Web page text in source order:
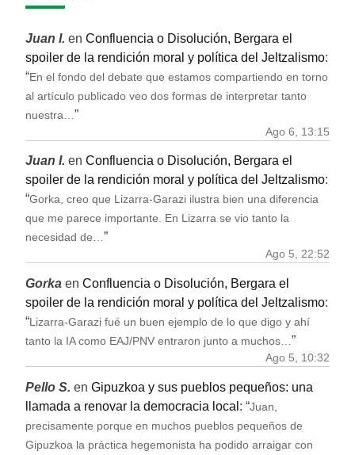
Juan I. en Confluencia o Disolución, Bergara el
spoiler de la rendición moral y política del Jeltzalismo:
“En el fondo del debate que estamos compartiendo en torno
al artículo publicado veo dos formas de interpretar tanto
nuestra… ”
Ago 6, 13:15
Juan I. en Confluencia o Disolución, Bergara el
spoiler de la rendición moral y política del Jeltzalismo:
“Gorka, creo que Lizarra-Garazi ilustra bien una diferencia
que me parece importante. En Lizarra se vio tanto la
necesidad de…”
Ago 5, 22:52
Gorka en Confluencia o Disolución, Bergara el
spoiler de la rendición moral y política del Jeltzalismo:
“Lizarra-Garazi fué un buen ejemplo de lo que digo y ahí
tanto la IA como EAJ/PNV entraron junto a muchos…”
Ago 5, 10:32
Pello S. en Gipuzkoa y sus pueblos pequeños: una
llamada a renovar la democracia local : “Juan,
precisamente porque en muchos pueblos pequeños de
Gipuzkoa la práctica hegemonista ha podido arraigar con